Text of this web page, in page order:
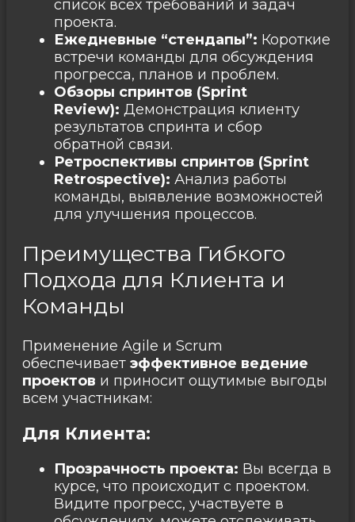
список всех требований и задач
проекта.
Ежедневные “стендапы”: Короткие
встречи команды для обсуждения
прогресса, планов и проблем.
Обзоры спринтов (Sprint
Review): Демонстрация клиенту
результатов спринта и сбор
обратной связи.
Ретроспективы спринтов (Sprint
Retrospective): Анализ работы
команды, выявление возможностей
для улучшения процессов.
Преимущества Гибкого
Подхода для Клиента и
Команды
Применение Agile и Scrum
обеспечивает эффективное ведение
проектов и приносит ощутимые выгоды
всем участникам:
Для Клиента:
Прозрачность проекта: Вы всегда в
курсе, что происходит с проектом.
Видите прогресс, участвуете в